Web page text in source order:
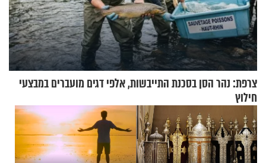
צרפת: נהר הסן בסכנת התייבשות, אלפי דגים מועברים במבצעי
חילוץ